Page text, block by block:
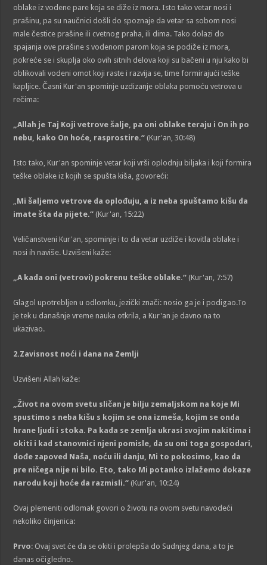
oblake iz vodene pare koja se diže iz mora. Isto tako vetar nosi i
prašinu, pa su naučnici došli do spoznaje da vetar sa sobom nosi
male čestice prašine ili cvetnog praha, ili dima. Tako dolazi do
spajanja ove prašine s vodenom parom koja se podiže iz mora,
pokreće se i skuplja oko ovih sitnih delova koji su bačeni u nju kako bi
oblikovali vodeni omot koji raste i razvija se, time formirajući teške
kapljice. Časni Kur'an spominje uzdizanje oblaka pomoću vetrova u
rečima:
„Allah je Taj Koji vetrove šalje, pa oni oblake teraju i On ih po
nebu, kako On hoće, rasprostire.“ (Kur'an, 30:48)
Isto tako, Kur'an spominje vetar koji vrši oplodnju biljaka i koji formira
teške oblake iz kojih se spušta kiša, govoreći:
„Mi šaljemo vetrove da oplođuju, a iz neba spuštamo kišu da
imate šta da pijete.“ (Kur'an, 15:22)
Veličanstveni Kur'an, spominje i to da vetar uzdiže i kovitla oblake i
nosi ih naviše. Uzvišeni kaže:
„A kada oni (vetrovi) pokrenu teške oblake.“ (Kur'an, 7:57)
Glagol upotrebljen u odlomku, jezički znači: nosio ga je i podigao.To
je tek u današnje vreme nauka otkrila, a Kur'an je davno na to
ukazivao.
2.Zavisnost noći i dana na Zemlji
Uzvišeni Allah kaže:
„Život na ovom svetu sličan je bilju zemaljskom na koje Mi
spustimo s neba kišu s kojim se ona izmeša, kojim se onda
hrane ljudi i stoka. Pa kada se zemlja ukrasi svojim nakitima i
okiti i kad stanovnici njeni pomisle, da su oni toga gospodari,
dođe zapoved Naša, noću ili danju, Mi to pokosimo, kao da
pre ničega nije ni bilo. Eto, tako Mi potanko izlažemo dokaze
narodu koji hoće da razmisli.“ (Kur'an, 10:24)
Ovaj plemeniti odlomak govori o životu na ovom svetu navodeći
nekoliko činjenica:
Prvo: Ovaj svet će da se okiti i prolepša do Sudnjeg dana, a to je
danas očigledno.